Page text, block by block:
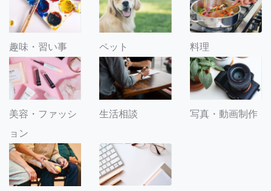
趣味・習い事 ペット 料理
美容・ファッシ
ョン
生活相談 写真・動画制作